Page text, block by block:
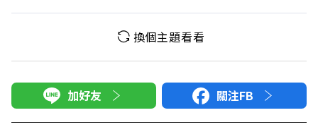
換個主題看看
加好友 關注FB